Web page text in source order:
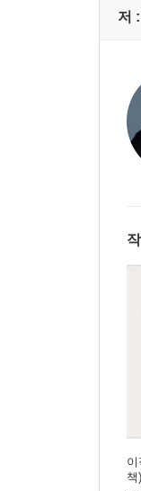
기타
씨앗
자유 *
저 :
책)